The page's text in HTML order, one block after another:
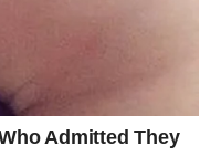
čuda.